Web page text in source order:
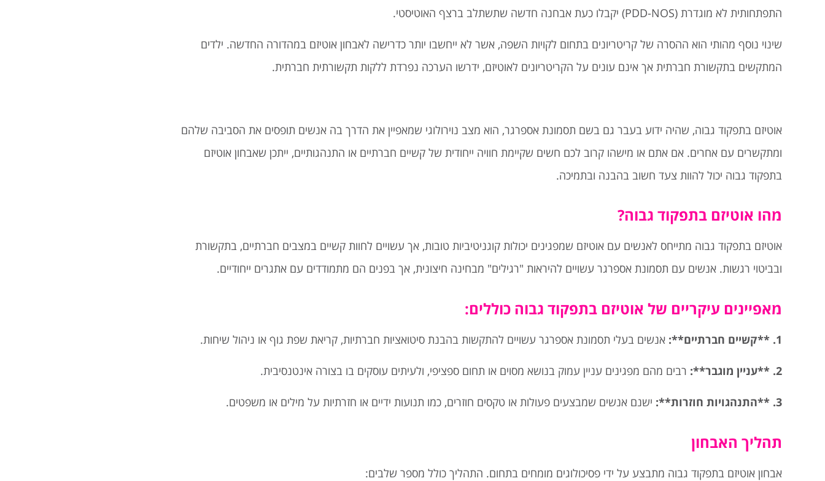
התפתחותית לא מוגדרת (PDD-NOS) יקבלו כעת אבחנה חדשה שתשתלב ברצף האוטיסטי.
שינוי נוסף מהותי הוא ההסרה של קריטריונים בתחום לקויות השפה, אשר לא ייחשבו יותר כדרישה לאבחון אוטיזם במהדורה החדשה. ילדים
המתקשים בתקשורת חברתית אך אינם עונים על הקריטריונים לאוטיזם, ידרשו הערכה נפרדת ללקות תקשורתית חברתית.
אוטיזם בתפקוד גבוה, שהיה ידוע בעבר גם בשם תסמונת אספרגר, הוא מצב נוירולוגי שמאפיין את הדרך בה אנשים תופסים את הסביבה שלהם
ומתקשרים עם אחרים. אם אתם או מישהו קרוב לכם חשים שקיימת חוויה ייחודית של קשיים חברתיים או התנהגותיים, ייתכן שאבחון אוטיזם
בתפקוד גבוה יכול להוות צעד חשוב בהבנה ובתמיכה.
מהו אוטיזם בתפקוד גבוה?
אוטיזם בתפקוד גבוה מתייחס לאנשים עם אוטיזם שמפגינים יכולות קוגניטיביות טובות, אך עשויים לחוות קשיים במצבים חברתיים, בתקשורת
ובביטוי רגשות. אנשים עם תסמונת אספרגר עשויים להיראות "רגילים" מבחינה חיצונית, אך בפנים הם מתמודדים עם אתגרים ייחודיים.
מאפיינים עיקריים של אוטיזם בתפקוד גבוה כוללים:
1. **קשיים חברתיים**: אנשים בעלי תסמונת אספרגר עשויים להתקשות בהבנת סיטואציות חברתיות, קריאת שפת גוף או ניהול שיחות.
2. **עניין מוגבר**: רבים מהם מפגינים עניין עמוק בנושא מסוים או תחום ספציפי, ולעיתים עוסקים בו בצורה אינטנסיבית.
3. **התנהגויות חוזרות**: ישנם אנשים שמבצעים פעולות או טקסים חוזרים, כמו תנועות ידיים או חזרתיות על מילים או משפטים.
תהליך האבחון
אבחון אוטיזם בתפקוד גבוה מתבצע על ידי פסיכולוגים מומחים בתחום. התהליך כולל מספר שלבים: